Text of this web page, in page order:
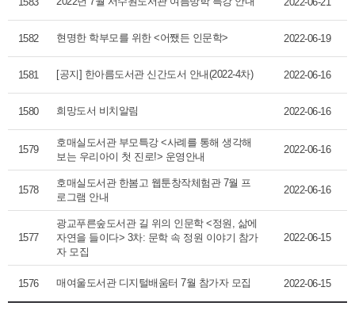
1582 현명한 학부모를 위한 <어쨌든 인문학> 2022-06-19
1581 [공지] 한아름도서관 신간도서 안내(2022-4차) 2022-06-16
1580 희망도서 비치알림 2022-06-16
1579
호매실도서관 부모특강 <사례를 통해 생각해
보는 우리아이 첫 진로!> 운영안내
2022-06-16
1578
호매실도서관 한봄고 웹툰창작체험관 7월 프
로그램 안내
2022-06-16
1577
광교푸른숲도서관 길 위의 인문학 <정원, 삶에
자연을 들이다> 3차: 문학 속 정원 이야기 참가
자 모집
2022-06-15
1576 매여울도서관 디지털배움터 7월 참가자 모집 2022-06-15